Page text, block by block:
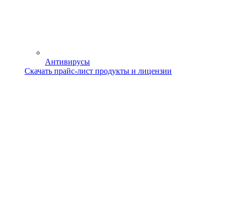
Антивирусы
Скачать прайс-лист продукты и лицензии